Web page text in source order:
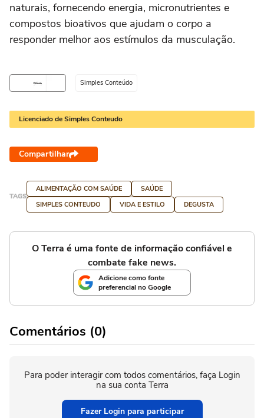
naturais, fornecendo energia, micronutrientes e
compostos bioativos que ajudam o corpo a
responder melhor aos estímulos da musculação.
Simples Conteúdo
Licenciado de Simples Conteudo
Compartilhar
TAGS
ALIMENTAÇÃO COM SAÚDE
SAÚDE
SIMPLES CONTEUDO
VIDA E ESTILO DEGUSTA
O Terra é uma fonte de informação confiável e
combate fake news.
Adicione como fonte
preferencial no Google
Comentários (0)
Para poder interagir com todos comentários, faça Login
na sua conta Terra
Fazer Login para participar